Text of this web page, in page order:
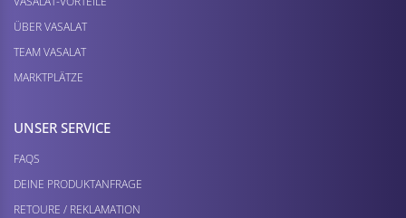
ÜBER VASALAT
TEAM VASALAT
MARKTPLÄTZE
UNSER SERVICE
FAQS
DEINE PRODUKTANFRAGE
RETOURE / REKLAMATION